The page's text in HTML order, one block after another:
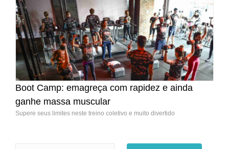
Boot Camp: emagreça com rapidez e ainda
ganhe massa muscular
Supere seus limites neste treino coletivo e muito divertido